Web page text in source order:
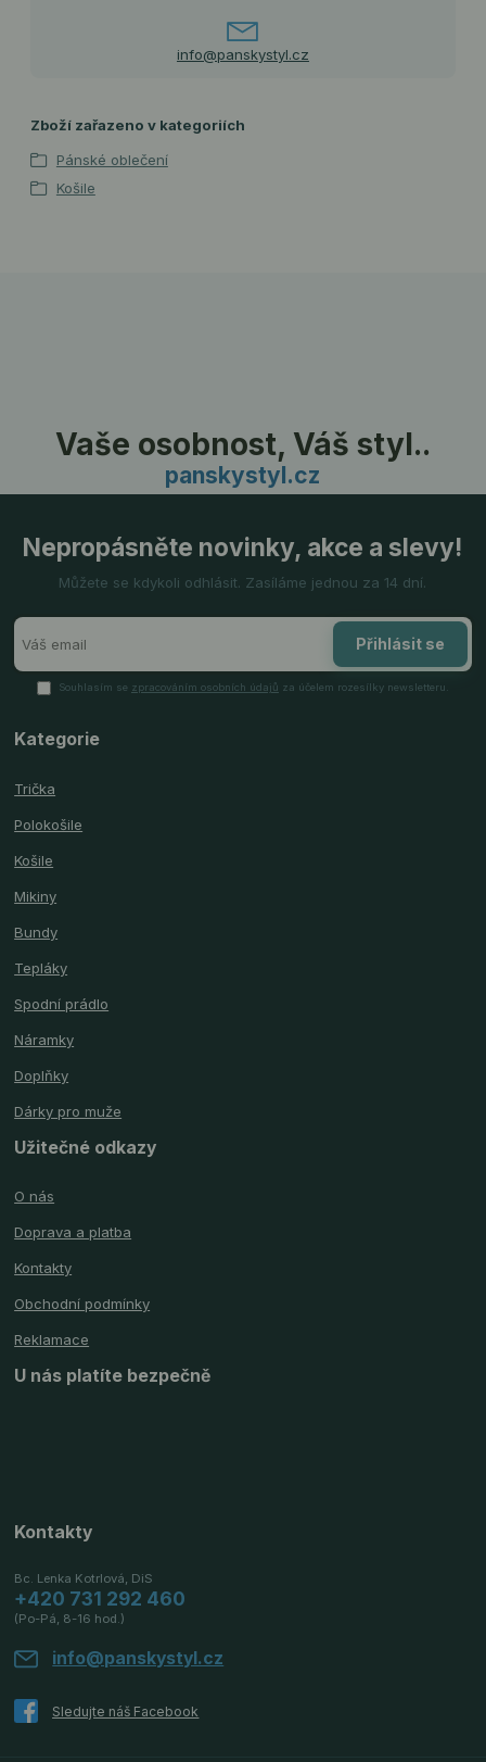
info@panskystyl.cz
Zboží zařazeno v kategoriích
Pánské oblečení
Košile
Vaše osobnost, Váš styl..
panskystyl.cz
Nepropásněte novinky, akce a slevy!
Můžete se kdykoli odhlásit. Zasíláme jednou za 14 dní.
Přihlásit se
Souhlasím se zpracováním osobních údajů za účelem rozesílky newsletteru.
Kategorie
Trička
Polokošile
Košile
Mikiny
Bundy
Tepláky
Spodní prádlo
Náramky
Doplňky
Dárky pro muže
Užitečné odkazy
O nás
Doprava a platba
Kontakty
Obchodní podmínky
Reklamace
U nás platíte bezpečně
Kontakty
Bc. Lenka Kotrlová, DiS
+420 731 292 460
(Po-Pá, 8-16 hod.)
info@panskystyl.cz